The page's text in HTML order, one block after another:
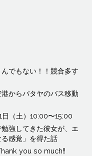
でもない！！競合多す
からパタヤのバス移動
日（土）10:00〜15:00
強してきた彼女が、エ
感覚」を得た話
you so much!!